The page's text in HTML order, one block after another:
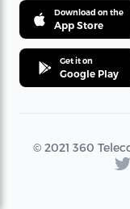
Download on the
App Store
Get it on
Google Play
© 2021 360